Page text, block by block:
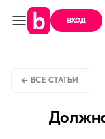
вход
← ВСЕ СТАТЬИ